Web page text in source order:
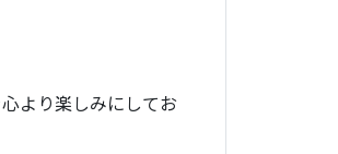
より楽しみにしてお